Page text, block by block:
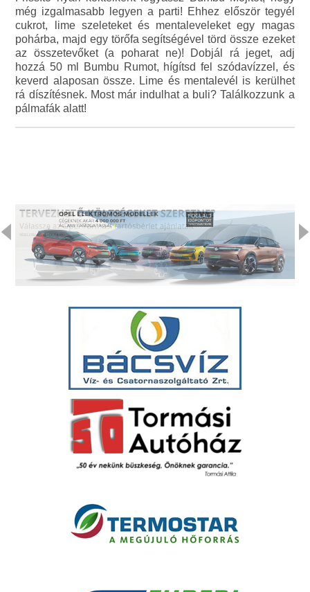
még izgalmasabb legyen a parti! Ehhez először tegyél
cukrot, lime szeleteket és mentaleveleket egy magas
pohárba, majd egy törőfa segítségével törd össze ezeket
az összetevőket (a poharat ne)! Dobjál rá jeget, adj
hozzá 50 ml Bumbu Rumot, hígítsd fel szódavízzel, és
keverd alaposan össze. Lime és mentalevél is kerülhet
rá díszítésnek. Most már indulhat a buli? Találkozzunk a
pálmafák alatt!